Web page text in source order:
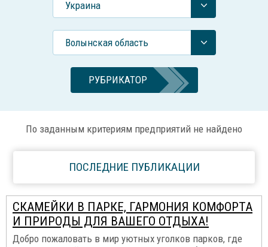
Украина
Волынская область
РУБРИКАТОР
По заданным критериям предприятий не найдено
ПОСЛЕДНИЕ ПУБЛИКАЦИИ
СКАМЕЙКИ В ПАРКЕ, ГАРМОНИЯ КОМФОРТА
И ПРИРОДЫ ДЛЯ ВАШЕГО ОТДЫХА!
Добро пожаловать в мир уютных уголков парков, где